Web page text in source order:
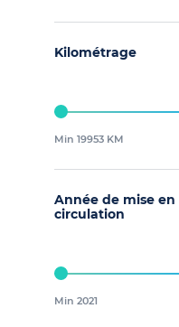
Kilométrage
Min 19953 KM
Année de mise en
circulation
Min 2021